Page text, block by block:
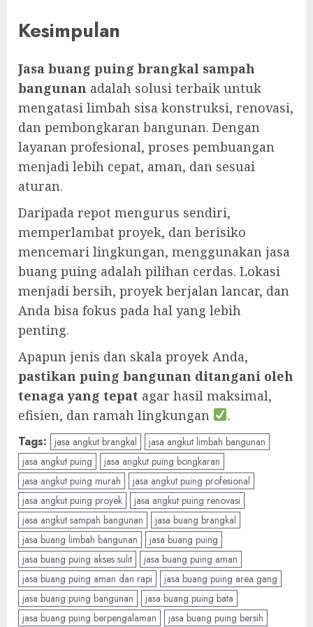
Kesimpulan
Jasa buang puing brangkal sampah
bangunan adalah solusi terbaik untuk
mengatasi limbah sisa konstruksi, renovasi,
dan pembongkaran bangunan. Dengan
layanan profesional, proses pembuangan
menjadi lebih cepat, aman, dan sesuai
aturan.
Daripada repot mengurus sendiri,
memperlambat proyek, dan berisiko
mencemari lingkungan, menggunakan jasa
buang puing adalah pilihan cerdas. Lokasi
menjadi bersih, proyek berjalan lancar, dan
Anda bisa fokus pada hal yang lebih
penting.
Apapun jenis dan skala proyek Anda,
pastikan puing bangunan ditangani oleh
tenaga yang tepat agar hasil maksimal,
efisien, dan ramah lingkungan
.
Tags: jasa angkut brangkal
jasa angkut limbah bangunan
jasa angkut puing
jasa angkut puing bongkaran
jasa angkut puing murah
jasa angkut puing profesional
jasa angkut puing proyek
jasa angkut puing renovasi
jasa angkut sampah bangunan
jasa buang brangkal
jasa buang limbah bangunan
jasa buang puing
jasa buang puing akses sulit
jasa buang puing aman
jasa buang puing aman dan rapi
jasa buang puing area gang
jasa buang puing bangunan
jasa buang puing bata
jasa buang puing berpengalaman
jasa buang puing bersih